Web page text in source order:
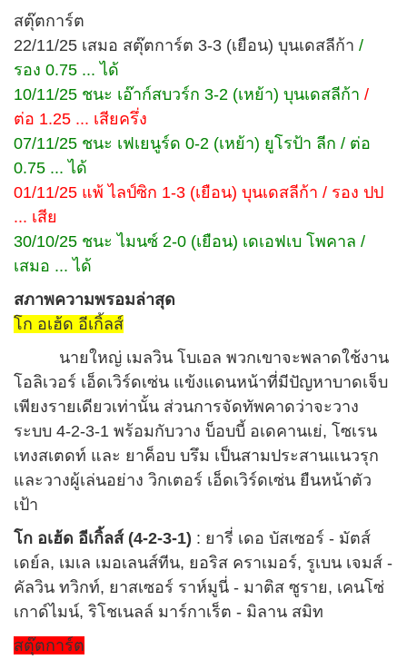
สตุ๊ตการ์ต
22/11/25 เสมอ สตุ๊ตการ์ต 3-3 (เยือน) บุนเดสลีก้า /
รอง 0.75 ... ได้
10/11/25 ชนะ เอ๊าก์สบวร์ก 3-2 (เหย้า) บุนเดสลีก้า /
ต่อ 1.25 ... เสียครึ่ง
07/11/25 ชนะ เฟเยนูร์ด 0-2 (เหย้า) ยูโรป้า ลีก / ต่อ
0.75 ... ได้
01/11/25 แพ้ ไลป์ซิก 1-3 (เยือน) บุนเดสลีก้า / รอง ปป
... เสีย
30/10/25 ชนะ ไมนซ์ 2-0 (เยือน) เดเอฟเบ โพคาล /
เสมอ ... ได้
สภาพความพรอมล่าสุด
โก อเฮ้ด อีเกิ้ลส์
นายใหญ่ เมลวิน โบเอล พวกเขาจะพลาดใช้งาน
โอลิเวอร์ เอ็ดเวิร์ดเซ่น แข้งแดนหน้าที่มีปัญหาบาดเจ็บ
เพียงรายเดียวเท่านั้น ส่วนการจัดทัพคาดว่าจะวาง
ระบบ 4-2-3-1 พร้อมกับวาง บ็อบบี้ อเดคานเย่, โซเรน
เทงสเตดท์ และ ยาค็อบ บรึม เป็นสามประสานแนวรุก
และวางผู้เล่นอย่าง วิกเตอร์ เอ็ดเวิร์ดเซ่น ยืนหน้าตัว
เป้า
โก อเฮ้ด อีเกิ้ลส์ (4-2-3-1) : ยารี่ เดอ บัสเซอร์ - มัตส์
เดย์ล, เมเล เมอเลนส์ทีน, ยอริส คราเมอร์, รูเบน เจมส์ -
คัลวิน ทวิกท์, ยาสเซอร์ ราห์มูนี่ - มาติส ซูราย, เคนโซ่
เกาด์ไมน์, ริโชเนลล์ มาร์กาเร็ต - มิลาน สมิท
สตุ๊ตการ์ต